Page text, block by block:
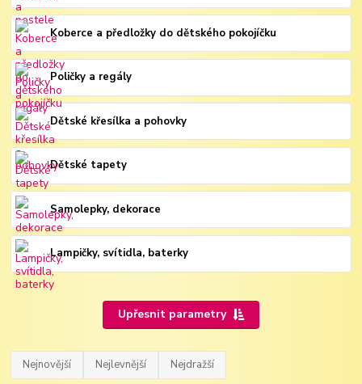
Koberce a předložky do dětského pokojíčku
Poličky a regály
Dětské křesílka a pohovky
Dětské tapety
Samolepky, dekorace
Lampičky, svítidla, baterky
Upřesnit parametry
Nejnovější Nejlevnější Nejdražší